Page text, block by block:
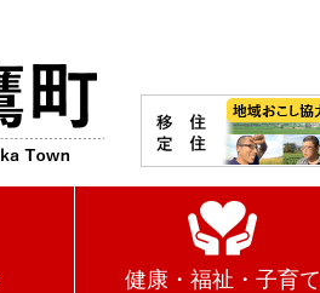
健康・福祉・子育て